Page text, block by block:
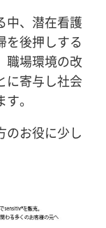
中、潜在看護
を後押しする
職場環境の改
に寄与し社会
。
のお役に少し